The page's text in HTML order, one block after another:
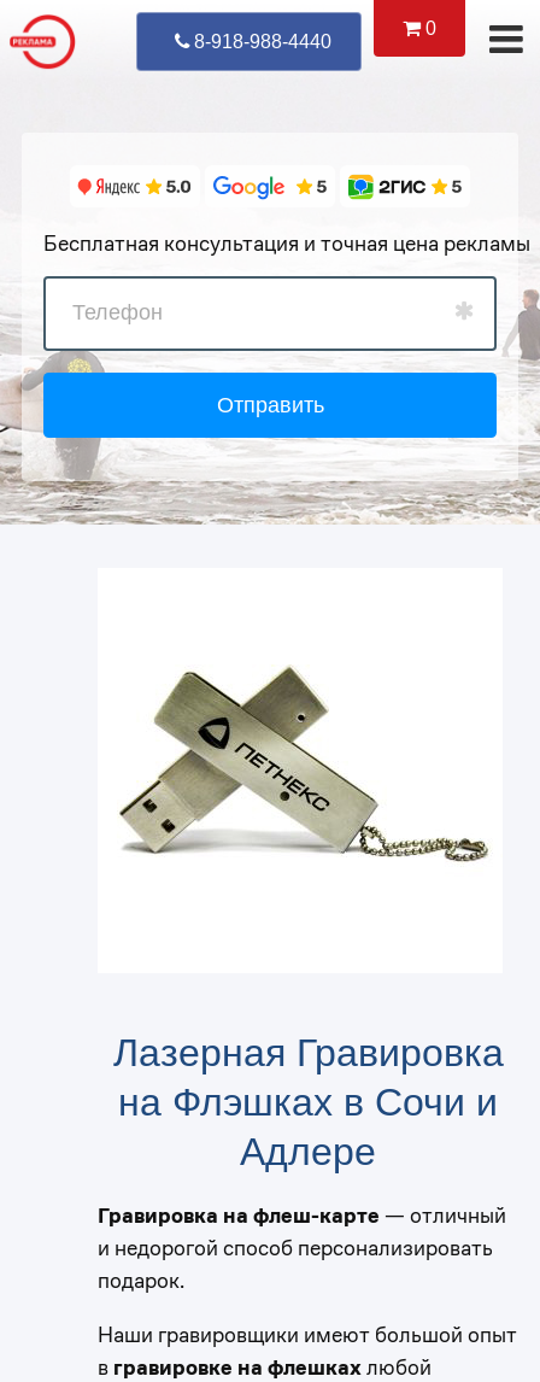
0
8-918-988-4440 Уже
Бесплатная консультация и точная цена рекламы
Отправить
Лазерная Гравировка
на Флэшках в Сочи и
Адлере
Гравировка на флеш-карте — отличный
и недорогой способ персонализировать
подарок.
Наши гравировщики имеют большой опыт
в гравировке на флешкахлюбой